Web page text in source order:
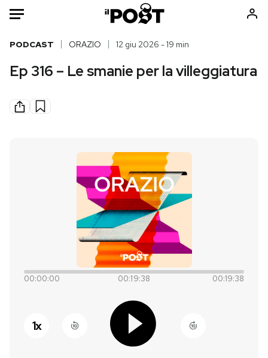
Auto
HOME
Italia
Mondo
Tecnologia
Storie/Idee
Ok Boomer!
Media
Europa
Altrecose
Mondiali calcio 2026
NEWSLETTER
PODCAST ORAZIO 12 giu 2026 - 19 min
Ep 316 – Le smanie per la villeggiatura
00:00:00 00:19:38 00:19:38
1x